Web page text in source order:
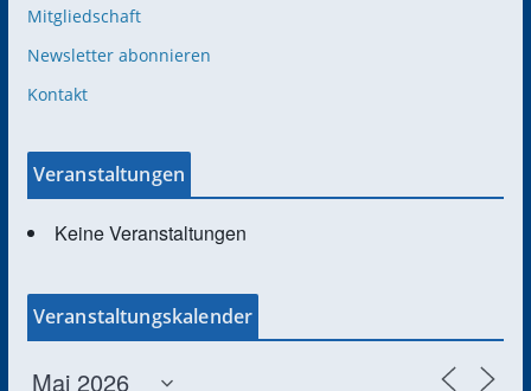
Mitgliedschaft
Newsletter abonnieren
Kontakt
Veranstaltungen
Keine Veranstaltungen
Veranstaltungskalender